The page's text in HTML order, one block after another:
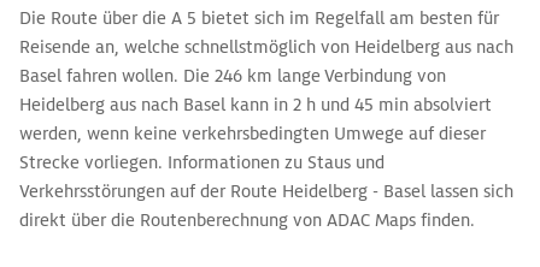
Die Route über die A 5 bietet sich im Regelfall am besten für
Reisende an, welche schnellstmöglich von Heidelberg aus nach
Basel fahren wollen. Die 246 km lange Verbindung von
Heidelberg aus nach Basel kann in 2 h und 45 min absolviert
werden, wenn keine verkehrsbedingten Umwege auf dieser
Strecke vorliegen. Informationen zu Staus und
Verkehrsstörungen auf der Route Heidelberg - Basel lassen sich
direkt über die Routenberechnung von ADAC Maps finden.